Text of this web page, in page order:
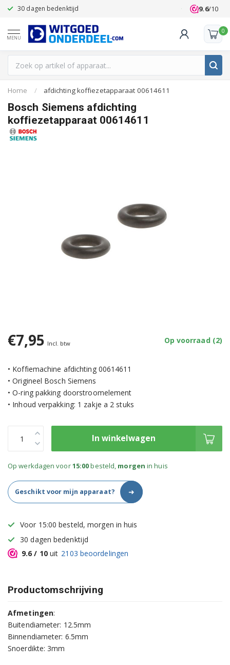
30 dagen bedenktijd Klanten
9.6/10
MENU
0
Home / afdichting koffiezetapparaat 00614611
Bosch Siemens afdichting
koffiezetapparaat 00614611
€7,95 Incl. btw Op voorraad (2)
• Koffiemachine afdichting 00614611
• Origineel Bosch Siemens
• O-ring pakking doorstroomelement
• Inhoud verpakking: 1 zakje a 2 stuks
In winkelwagen
Op werkdagen voor15:00besteld, morgen in huis
Geschikt voor mijn apparaat? ➜
Voor 15:00 besteld, morgen in huis
30 dagen bedenktijd
9.6 / 10uit 2103 beoordelingen
Productomschrijving
Afmetingen:
Buitendiameter: 12.5mm
Binnendiameter: 6.5mm
Snoerdikte: 3mm